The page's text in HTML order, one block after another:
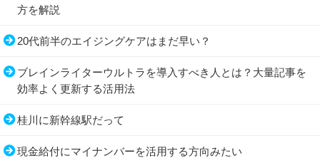
方を解説
20代前半のエイジングケアはまだ早い？
ブレインライターウルトラを導入すべき人とは？大量記事を
効率よく更新する活用法
桂川に新幹線駅だって
現金給付にマイナンバーを活用する方向みたい